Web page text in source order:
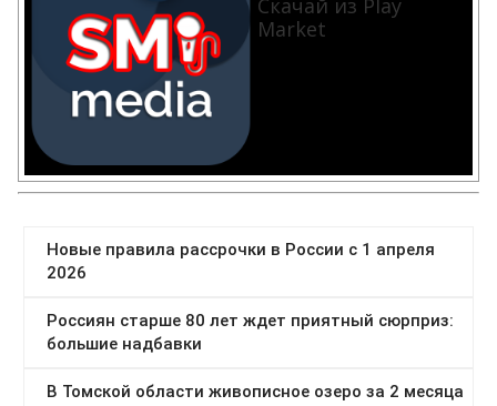
Скачай из Play
Market